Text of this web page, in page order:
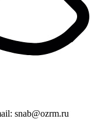
snab@ozrm.ru